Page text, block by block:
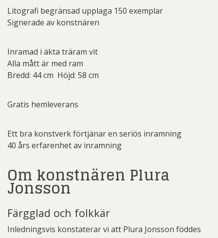
Litografi begränsad upplaga 150 exemplar
Signerade av konstnären
Inramad i äkta träram vit
Alla mått är med ram
Bredd: 44 cm Höjd: 58 cm
Gratis hemleverans
Ett bra konstverk förtjänar en seriös inramning
40 års erfarenhet av inramning
Om konstnären Plura
Jonsson
Färgglad och folkkär
Inledningsvis konstaterar vi att Plura Jonsson föddes